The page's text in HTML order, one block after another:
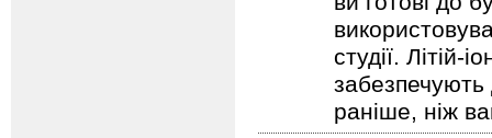
студії. Літій-
забезпечують
раніше, ніж